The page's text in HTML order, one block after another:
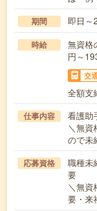
期間 即日～
時給
無資格
円～
交
全額支
仕事内容
看護助
＼無資
ので
応募資格
職種未
要
＼無
要・来